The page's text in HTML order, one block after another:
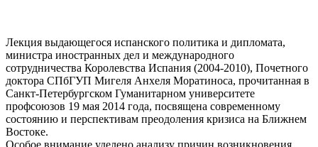
Лекция выдающегося испанского политика и дипломата,
министра иностранных дел и международного
сотрудничества Королевства Испания (2004-2010), Почетного
доктора СПбГУП Мигеля Анхеля Моратиноса, прочитанная в
Санкт-Петербургском Гуманитарном университете
профсоюзов 19 мая 2014 года, посвящена современному
состоянию и перспективам преодоления кризиса на Ближнем
Востоке.
Особое внимание уделено анализу причин возникновения